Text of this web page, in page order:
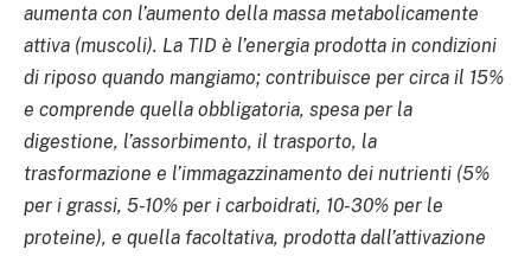
aumenta con l’aumento della massa metabolicamente
attiva (muscoli). La TID è l’energia prodotta in condizioni
di riposo quando mangiamo; contribuisce per circa il 15%
e comprende quella obbligatoria, spesa per la
digestione, l’assorbimento, il trasporto, la
trasformazione e l’immagazzinamento dei nutrienti (5%
per i grassi, 5-10% per i carboidrati, 10-30% per le
proteine), e quella facoltativa, prodotta dall’attivazione